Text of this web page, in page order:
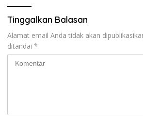
Tinggalkan Balasan
Alamat email Anda tidak akan
ditandai *